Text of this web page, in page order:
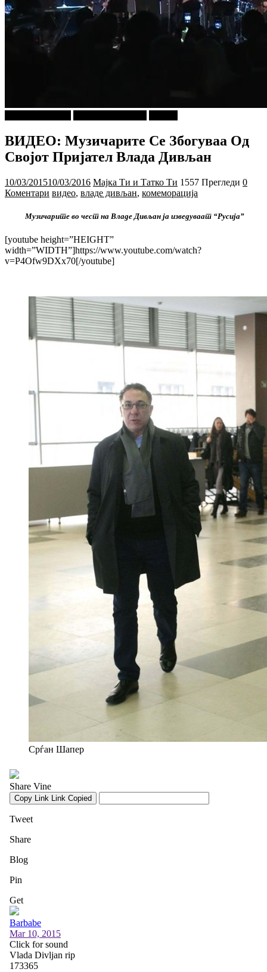
ВИДЕО: Музичарите Се Збогуваа Од
Својот Пријател Влада Дивљан
10/03/201510/03/2016 Мајка Ти и Татко Ти 1557 Прегледи 0
Коментари видео, владе дивљан, комеморација
Музичарите во чест на Владе Дивљан ја изведуваат “Русија”
[youtube height=”HEIGHT”
width=”WIDTH”]https://www.youtube.com/watch?
v=P4Ofw9DXx70[/youtube]
Срѓан Шапер